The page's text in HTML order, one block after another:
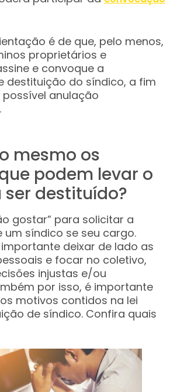
é de que, pelo menos,
proprietários e
e convoque a
destituição do síndico, a fim
anulação
.
mesmo os
podem levar o
ser destituído?
gostar” para solicitar a
um síndico se seu cargo.
importante deixar de lado as
e focar no coletivo,
injustas e/ou
por isso, é importante
motivos contidos na lei
de síndico. Confira quais